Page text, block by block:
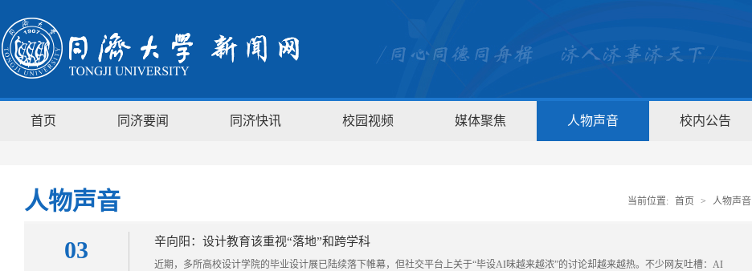
首页 同济要闻 同济快讯 校园视频 媒体聚焦 人物声音 校内公告
人物声音 当前位置: 首页 > 人物声音
03 辛向阳：设计教育该重视“落地”和跨学科
近期，多所高校设计学院的毕业设计展已陆续落下帷幕，但社交平台上关于“毕设AI味越来越浓”的讨论却越来越热。不少网友吐槽：AI